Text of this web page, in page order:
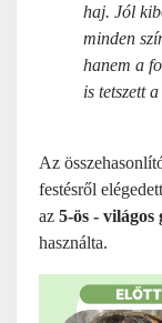
haj. Jól
minden
hanem a
is tetszett
Az
festésről
az 5-ös - világos
használta.